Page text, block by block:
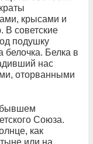
крысами и
В советские
подушку
белочка. Белка в
нас
оторванными
бывшем
Союза.
как
или на